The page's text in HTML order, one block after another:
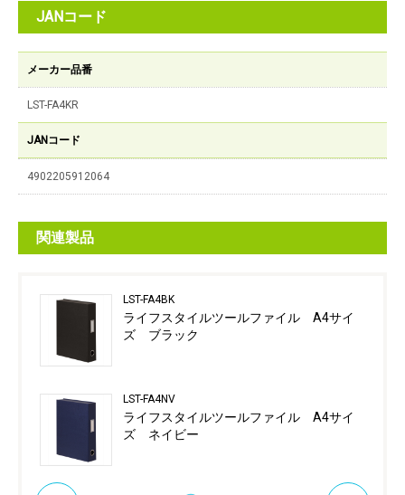
JANコード
メーカー品番
LST-FA4KR
JANコード
4902205912064
関連製品
LST-FA4BK
ライフスタイルツールファイル A4サイ
ズ ブラック
LST-FA4NV
ライフスタイルツールファイル A4サイ
ズ ネイビー